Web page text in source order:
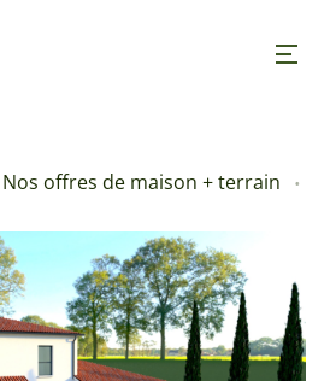
Nos offres de maison + terrain